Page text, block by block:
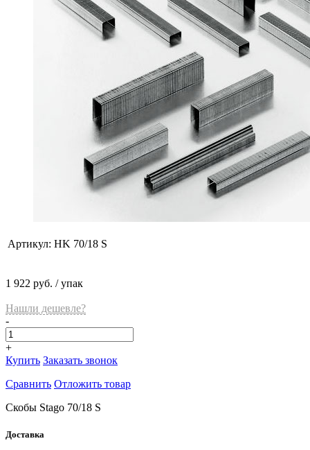
Артикул: HK 70/18 S
1 922 руб. / упак
Нашли дешевле?
-
+
Купить Заказать звонок
Сравнить Отложить товар
Скобы Stago 70/18 S
Доставка